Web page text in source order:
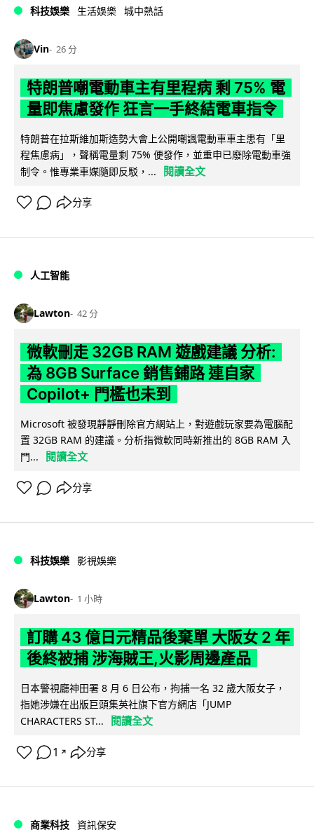
科技娛樂 生活娛樂 城中熱話
Vin 26 分
特朗普嘲電動車主有里程病 剩 75% 電
量即焦慮發作 狂言一手終結電車指令
特朗普在拉斯維加斯造勢大會上公開嘲諷電動車車主患有「里
程焦慮病」，聲稱電量剩 75% 便發作，並重申已廢除電動車強
制令。惟專業車媒隨即反駁，...
閱讀全文
分享
人工智能
Lawton 42 分
微軟刪走 32GB RAM 遊戲建議 分析:
為 8GB Surface 銷售鋪路 連自家
Copilot+ 門檻也未到
Microsoft 被發現靜靜刪除官方網站上，對遊戲玩家要為電腦配
置 32GB RAM 的建議。分析指微軟同時新推出的 8GB RAM 入
門...
閱讀全文
分享
科技娛樂 影視娛樂
Lawton 1 小時
訂購 43 億日元精品後棄單 大阪女 2 年
後終被捕 涉海賊王,火影周邊產品
日本警視廳神田署 8 月 6 日公布，拘捕一名 32 歲大阪女子，
指她涉嫌在出版巨頭集英社旗下官方網店「JUMP
CHARACTERS ST...
閱讀全文
1 ↗ 分享
商業科技 資訊保安